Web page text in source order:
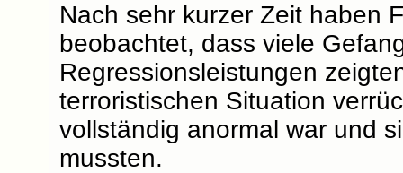
Nach sehr kurzer Zeit haben
beobachtet, dass viele
Regressionsleistungen
terroristischen Situation
vollständig anormal war und
mussten.